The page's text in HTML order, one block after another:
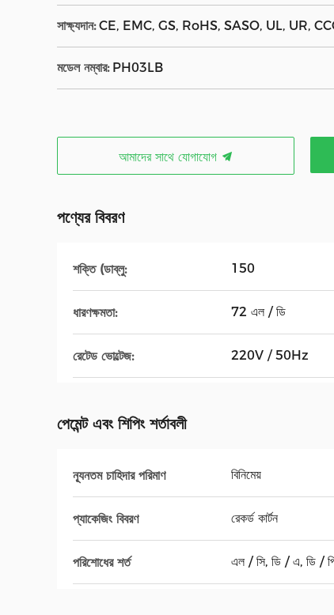
সাক্ষ্যদান: CE, EMC, GS, RoHS, SASO, UL, UR,
মডেল নম্বার: PH03LB
আমাদের সাথে যোগাযোগ
পণ্যের বিবরণ
শক্তি (ডাব্লু: 150
ধারণক্ষমতা: 72 এল / ডি
রেটেড ভোল্টেজ: 220V / 50Hz
পেমেন্ট এবং শিপিং শর্তাবলী
ন্যূনতম চাহিদার পরিমাণ বিনিমেয়
প্যাকেজিং বিবরণ রেকর্ড কার্টন
পরিশোধের শর্ত এল / সি, ডি / এ, ডি / পি,